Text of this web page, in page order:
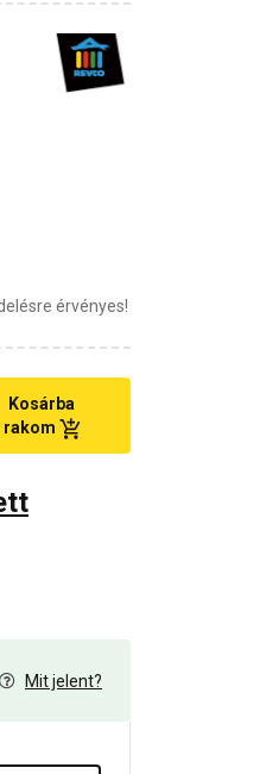
érvényes!
Kosárba
rakom
Mit jelent?